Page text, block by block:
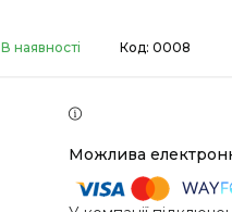
В наявності Код: 0008